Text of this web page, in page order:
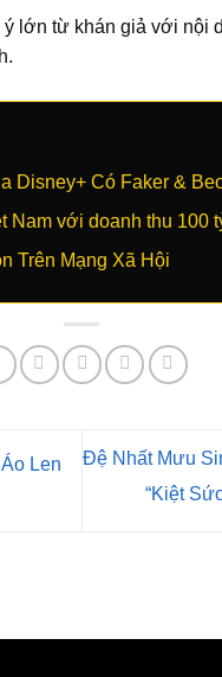
lớn từ khán giả với nội
Disney+ Có Faker &
Nam với doanh thu 100
Trên Mạng Xã Hội
Len
Đệ Nhất Mưu
“Kiệt